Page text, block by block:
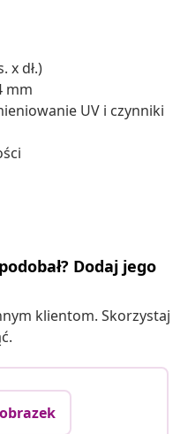
x dł.)
mm
UV i czynniki
Dodaj jego
klientom. Skorzystaj